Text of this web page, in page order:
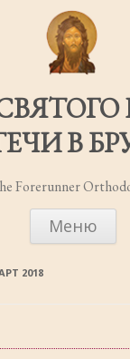
В
Forerunner
Меню
2018